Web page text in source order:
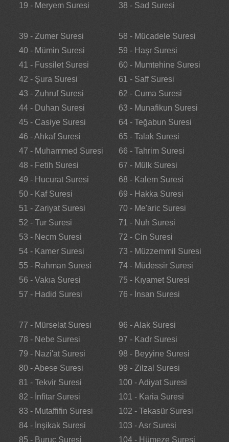
19 - Meryem Suresi
38 - Sad Suresi
39 - Zumer Suresi
40 - Mümin Suresi
41 - Fussilet Suresi
42 - Şura Suresi
43 - Zuhruf Suresi
44 - Duhan Suresi
45 - Casiye Suresi
46 - Ahkaf Suresi
47 - Muhammed Suresi
48 - Fetih Suresi
49 - Hucurat Suresi
50 - Kaf Suresi
51 - Zariyat Suresi
52 - Tur Suresi
53 - Necm Suresi
54 - Kamer Suresi
55 - Rahman Suresi
56 - Vakıa Suresi
57 - Hadid Suresi
58 - Mücadele Suresi
59 - Haşr Suresi
60 - Mumtehine Suresi
61 - Saff Suresi
62 - Cuma Suresi
63 - Munafikun Suresi
64 - Teğabun Suresi
65 - Talak Suresi
66 - Tahrim Suresi
67 - Mülk Suresi
68 - Kalem Suresi
69 - Hakka Suresi
70 - Me'aric Suresi
71 - Nuh Suresi
72 - Cin Suresi
73 - Müzzemmil Suresi
74 - Müdessir Suresi
75 - Kıyamet Suresi
76 - İnsan Suresi
77 - Mürselat Suresi
78 - Nebe Suresi
79 - Nazi'at Suresi
80 - Abese Suresi
81 - Tekvir Suresi
82 - İnfitar Suresi
83 - Mutaffifin Suresi
84 - İnşikak Suresi
85 - Buruc Suresi
96 - Alak Suresi
97 - Kadr Suresi
98 - Beyyine Suresi
99 - Zilzal Suresi
100 - Adiyat Suresi
101 - Karia Suresi
102 - Tekasür Suresi
103 - Asr Suresi
104 - Hümeze Suresi